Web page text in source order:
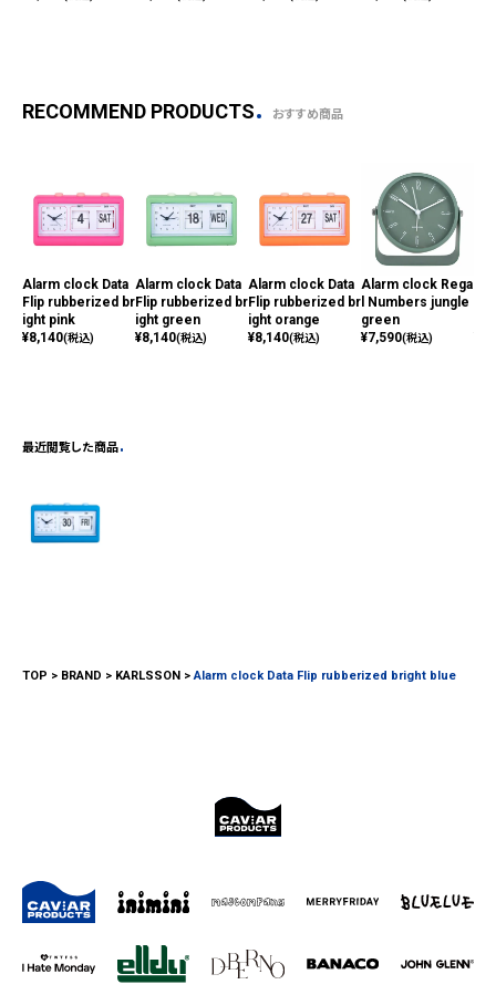
RECOMMEND PRODUCTS おすすめ商品
Alarm clock Data
Flip rubberized br
ight pink
¥8,140(税込)
Alarm clock Data
Flip rubberized br
ight green
¥8,140(税込)
Alarm clock Data
Flip rubberized br
ight orange
¥8,140(税込)
Alarm clock Rega
l Numbers jungle
green
¥7,590(税込)
最近閲覧した商品
TOP BRAND KARLSSON Alarm clock Data Flip rubberized bright blue